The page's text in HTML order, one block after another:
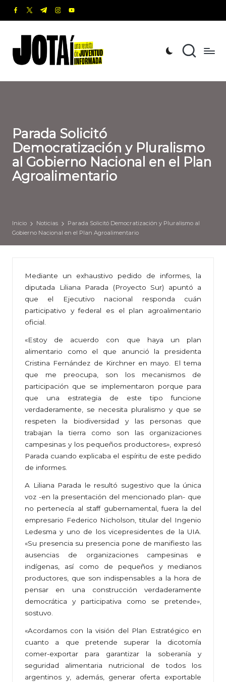
Saltar
contenido
facebook.com
twitter.com
t.me instagram.com
youtube.com
o
t
revista
de
Informada
Parada Solicitó
Democratización y Pluralismo
al Gobierno Nacional en el Plan
Agroalimentario
Inicio Noticias
Parada Solicitó Democratización y Pluralismo al
Gobierno Nacional en el Plan Agroalimentario
Mediante un exhaustivo pedido de informes, la
diputada Liliana Parada (Proyecto Sur) apuntó a
que el Ejecutivo nacional responda cuán
participativo y federal es el plan agroalimentario
oficial.
«Estoy de acuerdo con que haya un plan
alimentario como el que anunció la presidenta
Cristina Fernández de Kirchner en mayo. El tema
que me preocupa, son los mecanismos de
participación que se implementaron porque para
que una estrategia de este tipo funcione
verdaderamente, se necesita pluralismo y que se
respeten la biodiversidad y las personas que
trabajan la tierra como son las organizaciones
campesinas y los pequeños productores», expresó
Parada cuando explicaba el espíritu de este pedido
de informes.
A Liliana Parada le resultó sugestivo que la única
voz -en la presentación del mencionado plan- que
no pertenecía al staff gubernamental, fuera la del
empresario Federico Nicholson, titular del Ingenio
Ledesma y uno de los vicepresidentes de la UIA.
«Su presencia su presencia pone de manifiesto las
ausencias de organizaciones campesinas e
indígenas, así como de pequeños y medianos
productores, que son indispensables a la hora de
pensar en una construcción verdaderamente
democrática y participativa como se pretende»,
sostuvo.
«Acordamos con la visión del Plan Estratégico en
cuanto a que pretende superar la dicotomía
comer-exportar para garantizar la soberanía y
seguridad alimentaria nutricional de todos los
argentinos y, además, generar oferta exportable